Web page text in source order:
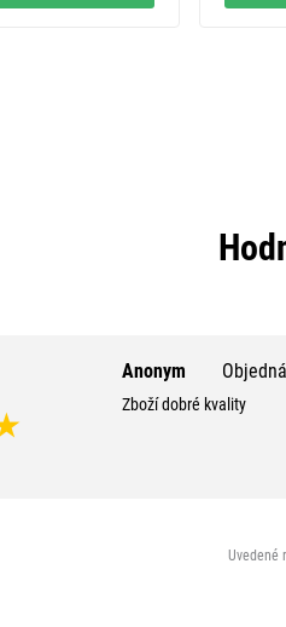
Anonym
Zboží dobré kvality
Uvedené